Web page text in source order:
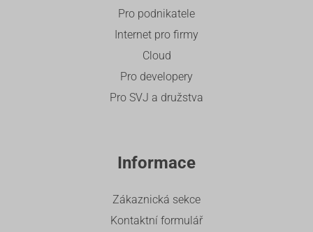
Pro podnikatele
Internet pro firmy
Cloud
Pro developery
Pro SVJ a družstva
Informace
Zákaznická sekce
Kontaktní formulář